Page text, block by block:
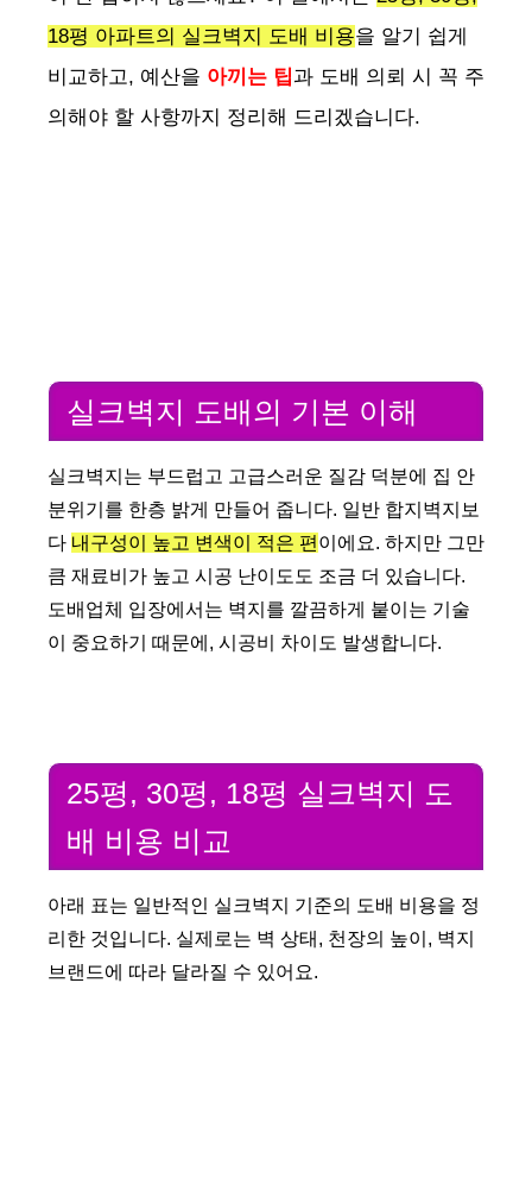
18평 아파트의 실크벽지 도배 비용을 알기 쉽게
비교하고, 예산을 아끼는 팁과 도배 의뢰 시 꼭 주
의해야 할 사항까지 정리해 드리겠습니다.
실크벽지 도배의 기본 이해
실크벽지는 부드럽고 고급스러운 질감 덕분에 집 안
분위기를 한층 밝게 만들어 줍니다. 일반 합지벽지보
다 내구성이 높고 변색이 적은 편 이에요. 하지만 그만
큼 재료비가 높고 시공 난이도도 조금 더 있습니다.
도배업체 입장에서는 벽지를 깔끔하게 붙이는 기술
이 중요하기 때문에, 시공비 차이도 발생합니다.
25평, 30평, 18평 실크벽지 도
배 비용 비교
아래 표는 일반적인 실크벽지 기준의 도배 비용을 정
리한 것입니다. 실제로는 벽 상태, 천장의 높이, 벽지
브랜드에 따라 달라질 수 있어요.